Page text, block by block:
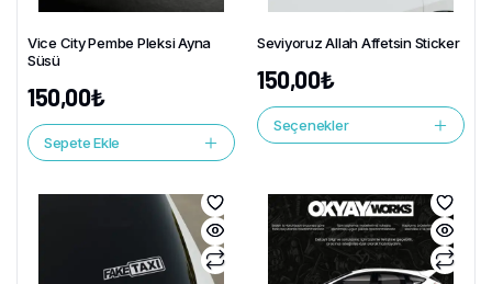
Vice City Pembe Pleksi Ayna
Süsü
150,00₺
Sepete Ekle
Seviyoruz Allah Affetsin Sticker
150,00₺
Seçenekler